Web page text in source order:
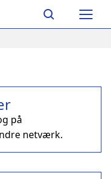
Main
på
netværk.